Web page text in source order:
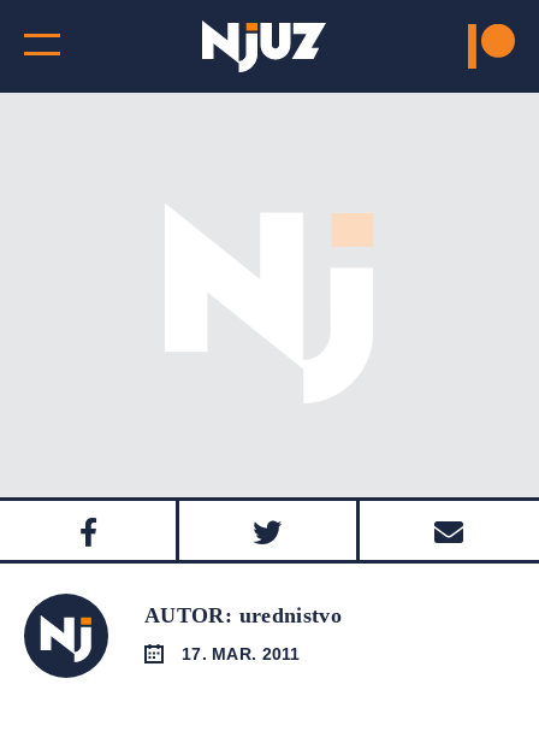
AUTOR: urednistvo
17. MAR. 2011